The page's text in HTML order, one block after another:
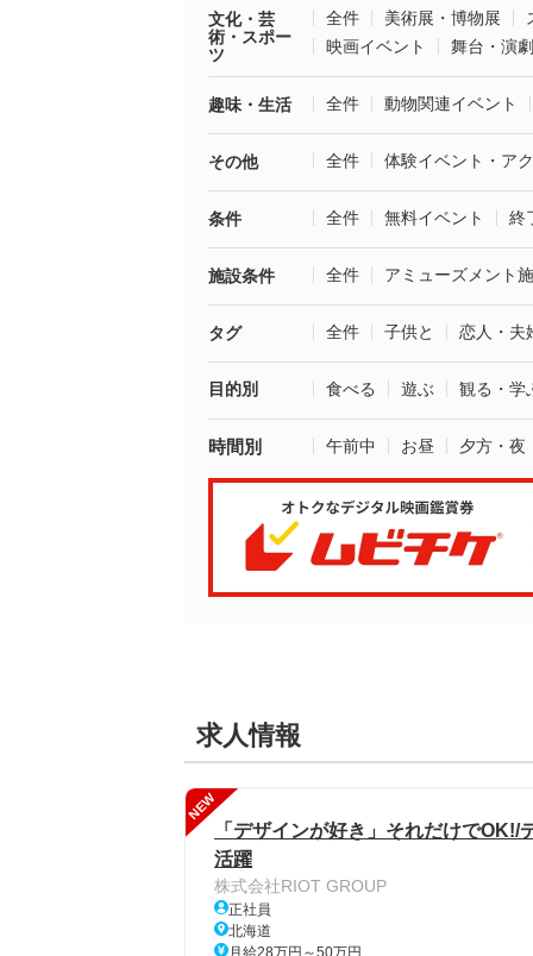
文化・芸
術・スポー
ツ
全件 美術展・博物展
映画イベント
舞台・演劇
趣味・生活 全件 動物関連イベント
その他 全件 体験イベント・ア
条件 全件 無料イベント 終
施設条件 全件 アミューズメント
タグ 全件 子供と 恋人・夫
目的別 食べる 遊ぶ 観る・学
時間別 午前中 お昼 夕方・夜
求人情報
NEW
「デザインが好き」それだけで
活躍
株式会社RIOT GROUP
正社員
北海道
月給28万円～50万円